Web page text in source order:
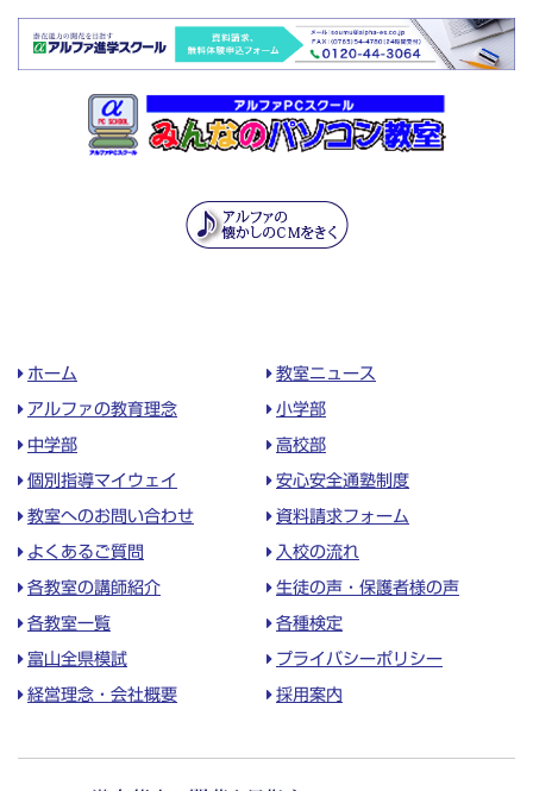
ホーム 教室ニュース
アルファの教育理念 小学部
中学部 高校部
個別指導マイウェイ 安心安全通塾制度
教室へのお問い合わせ 資料請求フォーム
よくあるご質問 入校の流れ
各教室の講師紹介 生徒の声・保護者様の声
各教室一覧 各種検定
富山全県模試 プライバシーポリシー
経営理念・会社概要 採用案内